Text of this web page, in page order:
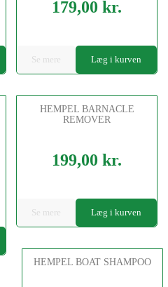
179,00 kr.
Se mere Læg i kurven
HEMPEL BARNACLE
REMOVER
199,00 kr.
Se mere Læg i kurven
HEMPEL BOAT SHAMPOO